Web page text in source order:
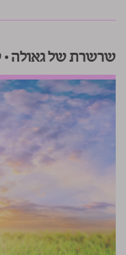
שרשרת של גאולה •